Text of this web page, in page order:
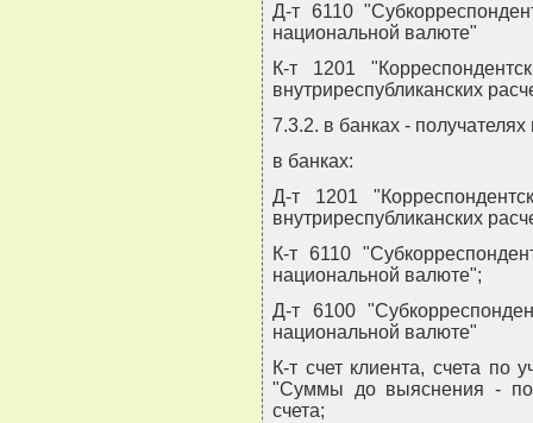
Д-т 6110
национальной валюте"
К-т 1201
внутриреспубликанских
7.3.2. в банках -
в банках:
Д-т 1201
внутриреспубликанских
К-т 6110
национальной валюте";
Д-т 6100
национальной валюте"
К-т счет клиента, счета по
"Суммы до выяснения - по
счета;